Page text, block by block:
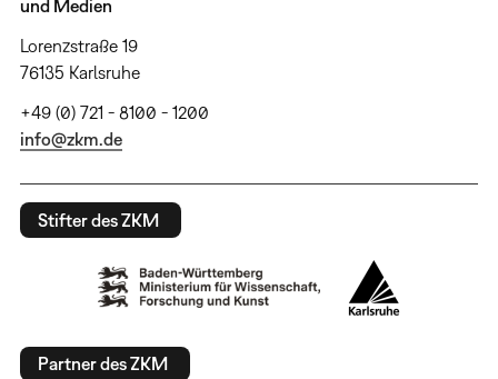
und Medien
Lorenzstraße 19
76135 Karlsruhe
+49 (0) 721 - 8100 - 1200
info@zkm.de
Stifter des ZKM
Partner des ZKM